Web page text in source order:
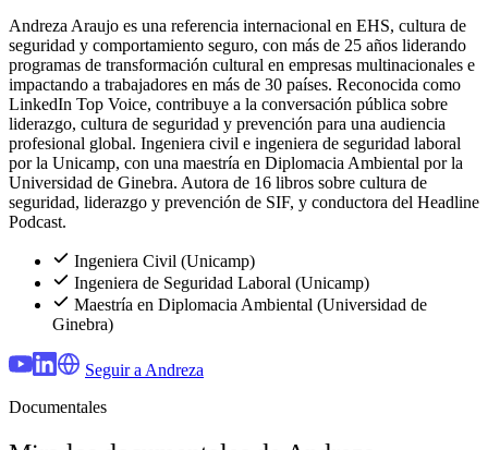
Andreza Araujo es una referencia internacional en EHS, cultura de
seguridad y comportamiento seguro, con más de 25 años liderando
programas de transformación cultural en empresas multinacionales e
impactando a trabajadores en más de 30 países. Reconocida como
LinkedIn Top Voice, contribuye a la conversación pública sobre
liderazgo, cultura de seguridad y prevención para una audiencia
profesional global. Ingeniera civil e ingeniera de seguridad laboral
por la Unicamp, con una maestría en Diplomacia Ambiental por la
Universidad de Ginebra. Autora de 16 libros sobre cultura de
seguridad, liderazgo y prevención de SIF, y conductora del Headline
Podcast.
Ingeniera Civil (Unicamp)
Ingeniera de Seguridad Laboral (Unicamp)
Maestría en Diplomacia Ambiental (Universidad de
Ginebra)
Seguir a Andreza
Documentales